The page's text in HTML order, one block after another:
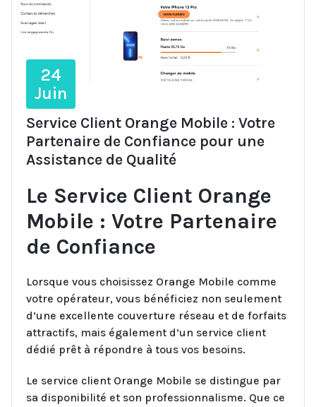
24
Juin
Service Client Orange Mobile : Votre
Partenaire de Confiance pour une
Assistance de Qualité
Le Service Client Orange
Mobile : Votre Partenaire
de Confiance
Lorsque vous choisissez Orange Mobile comme
votre opérateur, vous bénéficiez non seulement
d’une excellente couverture réseau et de forfaits
attractifs, mais également d’un service client
dédié prêt à répondre à tous vos besoins.
Le service client Orange Mobile se distingue par
sa disponibilité et son professionnalisme. Que ce